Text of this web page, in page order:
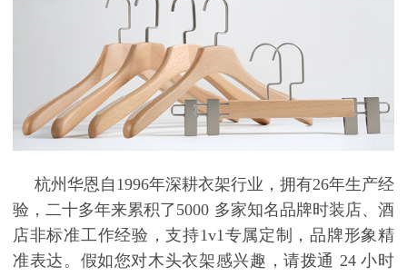
杭州华恩自 1996年深耕衣架行业，拥有26年生产经
验，二十多年来累积了5000 多家知名品牌时装店、酒
店非标准工作经验，支持1v1专属定制，品牌形象精
准表达。假如您对木头衣架感兴趣，请拨通 24 小时